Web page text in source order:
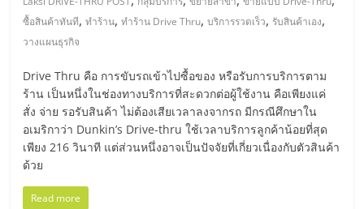
มอี
ไทย,
SMEs,
แฟ
ซื้อสินค้าทันที,ทำร้าน,ทำร้าน Drive Thru,บริการรวดเร็ว, รับสินค้าเอง,
วางแผนธุรกิจ
Drive Thru คือ การขับรถเข้าไปซื้อของ หรือรับการบริการตาม
ร้าน เป็นหนึ่งในช่องทางบริการที่สะดวกต่อผู้ใช้งาน คือเพียงแค่
สั่ง จ่าย รอรับสินค้า ไม่ต้องเสียเวลาลงจากรถ มีกรณีศึกษาใน
อเมริกาว่า Dunkin’s Drive-thru ใช้เวลาบริการลูกค้าน้อยที่สุด
เพียง 216 วินาที แต่ส่วนหนึ่งอาจเป็นปัจจัยที่เกี่ยวเนื่องกับตัวสินค้า
ด้วย
Read more